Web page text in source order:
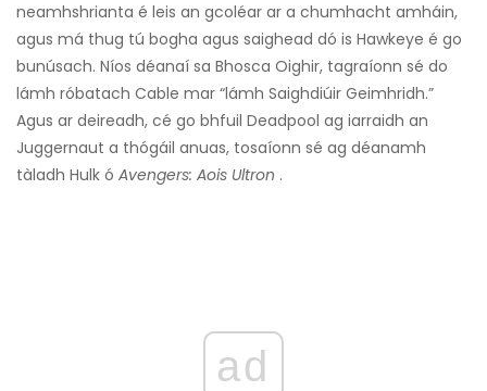
neamhshrianta é leis an gcoléar ar a chumhacht amháin,
agus má thug tú bogha agus saighead dó is Hawkeye é go
bunúsach. Níos déanaí sa Bhosca Oighir, tagraíonn sé do
lámh róbatach Cable mar “lámh Saighdiúir Geimhridh.”
Agus ar deireadh, cé go bhfuil Deadpool ag iarraidh an
Juggernaut a thógáil anuas, tosaíonn sé ag déanamh
tàladh Hulk ó Avengers: Aois Ultron .
ad